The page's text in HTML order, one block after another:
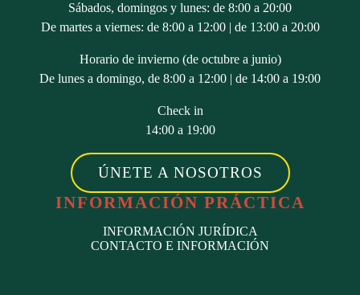
Sábados, domingos y lunes: de 8:00 a 20:00
De martes a viernes: de 8:00 a 12:00 | de 13:00 a 20:00
Horario de invierno (de octubre a junio)
De lunes a domingo, de 8:00 a 12:00 | de 14:00 a 19:00
Check in
14:00 a 19:00
ÚNETE A NOSOTROS
INFORMACIÓN PRÁCTICA
INFORMACIÓN JURÍDICA
CONTACTO E INFORMACIÓN